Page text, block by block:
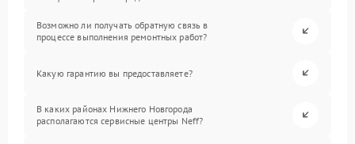
Возможно ли получать обратную связь в
процессе выполнения ремонтных работ?
Какую гарантию вы предоставляете?
В каких районах Нижнего Новгорода
располагаются сервисные центры Neff?